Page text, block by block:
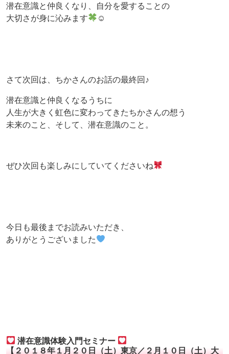
潜在意識と仲良くなり、自分を愛することの
大切さが身に沁みます
☺
さて次回は、ちかさんのお話の最終回♪
潜在意識と仲良くなるうちに
人生が大きく虹色に変わってきたちかさんの想う
未来のこと、そして、潜在意識のこと。
ぜひ次回も楽しみにしていてくださいね
今日も最後までお読みいただき、
ありがとうございました
潜在意識体験入門セミナー
【２０１８年１月２０日（土）東京／２月１０日（土）大